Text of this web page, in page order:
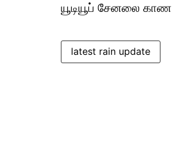
யூடியூப் சேனலை காண
latest rain update